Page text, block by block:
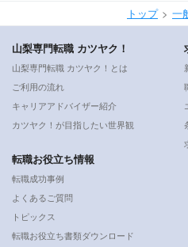
トップ 一
山梨専門転職 カツヤク！
山梨専門転職 カツヤク！とは
ご利用の流れ
キャリアアドバイザー紹介
カツヤク！が目指したい世界観
転職お役立ち情報
転職成功事例
よくあるご質問
トピックス
転職お役立ち書類ダウンロード